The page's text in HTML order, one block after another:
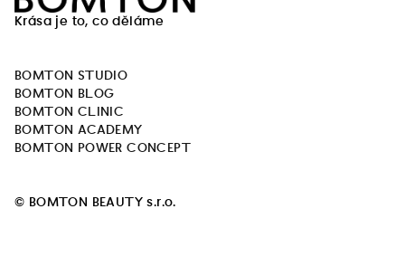
Krása je to, co děláme
BOMTON STUDIO
BOMTON BLOG
BOMTON CLINIC
BOMTON ACADEMY
BOMTON POWER CONCEPT
© BOMTON BEAUTY s.r.o.